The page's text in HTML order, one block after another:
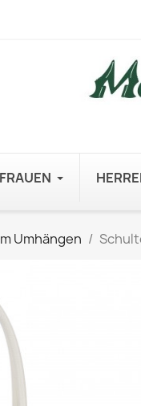
FRAUEN
Umhängen